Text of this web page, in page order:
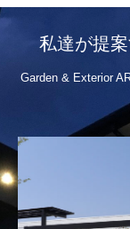
私達が提
Garden & Exterior